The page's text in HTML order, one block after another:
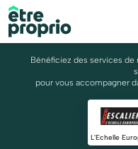
Bénéficiez des services
pour vous accompagner